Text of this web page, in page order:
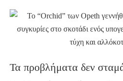
Τα προβλήματα δεν